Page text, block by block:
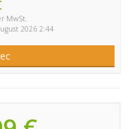
MwSt.
2026 2:44